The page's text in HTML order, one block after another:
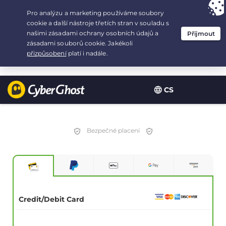
CS
Your choice:The Best Dealfor 2.1666666666667-years at $
/month
Bezpečné placení
Credit/Debit Card